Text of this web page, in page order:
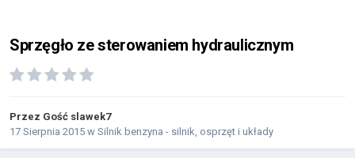
Sprzęgło ze sterowaniem hydraulicznym
Przez Gość slawek7
17 Sierpnia 2015 w Silnik benzyna - silnik, osprzęt i układy